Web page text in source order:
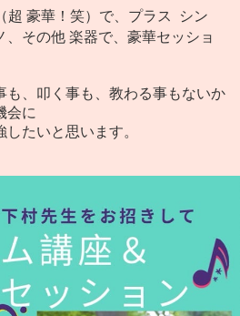
（超 豪華！笑）で、プラス シン
、その他 楽器で、豪華セッショ
も、叩く事も、教わる事もないか
会に
たいと思います。